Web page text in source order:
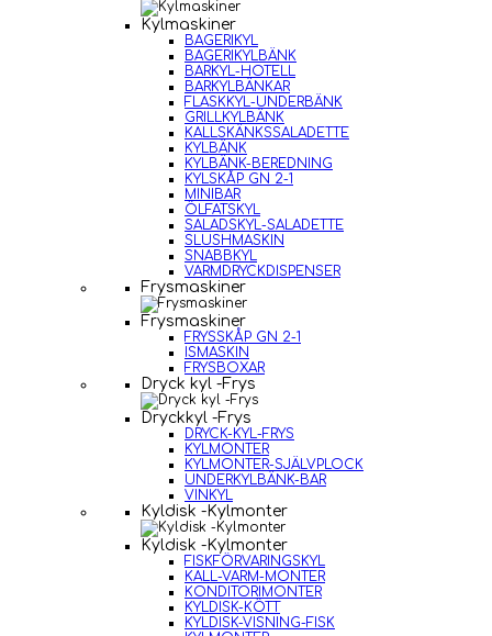
Kylmaskiner
BAGERIKYL
BAGERIKYLBÄNK
BARKYL-HOTELL
BARKYLBÄNKAR
FLASKKYL-UNDERBÄNK
GRILLKYLBÄNK
KALLSKÄNKSSALADETTE
KYLBÄNK
KYLBÄNK-BEREDNING
KYLSKÅP GN 2-1
MINIBAR
ÖLFATSKYL
SALADSKYL-SALADETTE
SLUSHMASKIN
SNABBKYL
VARMDRYCKDISPENSER
Frysmaskiner
Frysmaskiner
FRYSSKÅP GN 2-1
ISMASKIN
FRYSBOXAR
Dryck kyl -Frys
Dryckkyl -Frys
DRYCK-KYL-FRYS
KYLMONTER
KYLMONTER-SJÄLVPLOCK
UNDERKYLBÄNK-BAR
VINKYL
Kyldisk -Kylmonter
Kyldisk -Kylmonter
FISKFÖRVARINGSKYL
KALL-VARM-MONTER
KONDITORIMONTER
KYLDISK-KÖTT
KYLDISK-VISNING-FISK